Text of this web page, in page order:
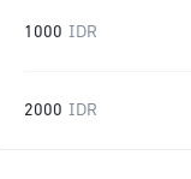
1000 IDR
2000 IDR